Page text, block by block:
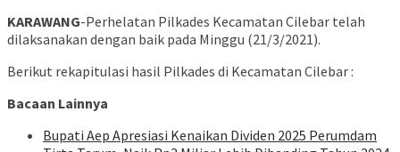
KARAWANG-Perhelatan Pilkades Kecamatan Cilebar telah
dilaksanakan dengan baik pada Minggu (21/3/2021).
Berikut rekapitulasi hasil Pilkades di Kecamatan Cilebar :
Bacaan Lainnya
Bupati Aep Apresiasi Kenaikan Dividen 2025 Perumdam